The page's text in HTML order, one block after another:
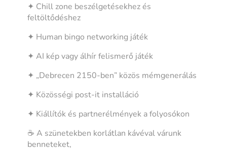
✦ Chill zone beszélgetésekhez és
feltöltődéshez
✦ Human bingo networking játék
✦ AI kép vagy álhír felismerő játék
✦ „Debrecen 2150-ben” közös mémgenerálás
✦ Közösségi post-it installáció
✦ Kiállítók és partnerélmények a folyosókon
☕ A szünetekben korlátlan kávéval várunk
benneteket,